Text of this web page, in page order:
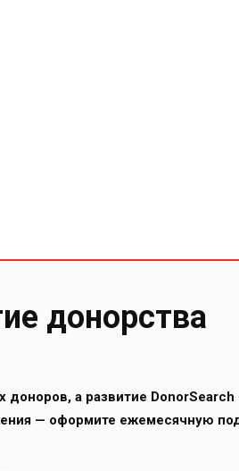
донорства
доноров, а развитие DonorSearch
— оформите ежемесячную